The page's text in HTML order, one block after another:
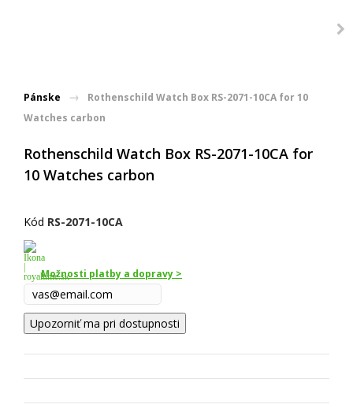
Pánske
Rothenschild Watch Box RS-2071-10CA for 10
Watches carbon
Rothenschild Watch Box RS-2071-10CA for
10 Watches carbon
Kód RS-2071-10CA
Možnosti platby a dopravy >
Upozorniť ma pri dostupnosti